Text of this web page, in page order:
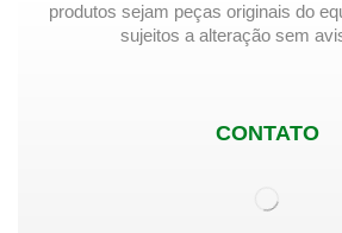
produtos sejam peças originais do
sujeitos a alteração sem
CONTATO